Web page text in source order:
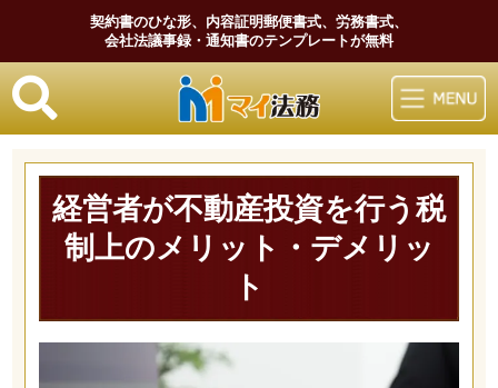
契約書のひな形、内容証明郵便書式、労務書式、
会社法議事録・通知書のテンプレートが無料
マイ法務
経営者が不動産投資を行う税
制上のメリット・デメリッ
ト